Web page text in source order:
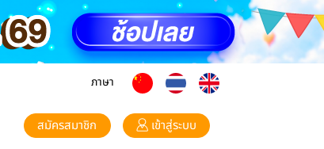
ภาษา
สมัครสมาชิก เข้าสู่ระบบ